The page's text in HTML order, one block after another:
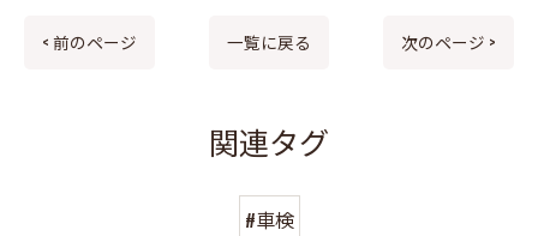
< 前のページ 一覧に戻る 次のページ >
関連タグ
#車検